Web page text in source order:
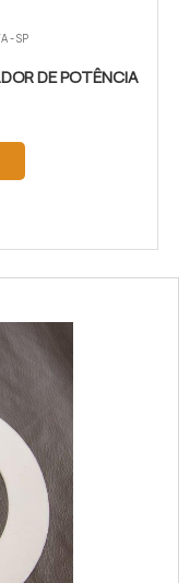
- SP
DE POTÊNCIA